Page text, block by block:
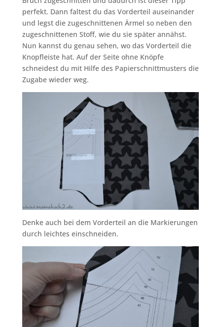
perfekt. Dann faltest du das Vorderteil auseinander
und legst die zugeschnittenen Ärmel so neben den
zugeschnittenen Stoff, wie du sie später annähst.
Nun kannst du genau sehen, wo das Vorderteil die
Knopfleiste hat. Auf der Seite ohne Knöpfe
schneidest du mit Hilfe des Papierschnittmusters die
Zugabe wieder weg.
Denke auch bei dem Vorderteil an die Markierungen
durch leichtes einschneiden.